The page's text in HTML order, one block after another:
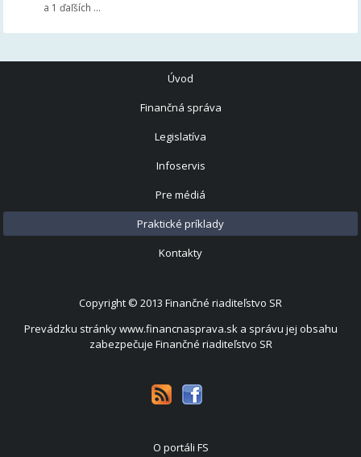
a 1 ďaľších ...
Úvod
Finančná správa
Legislatíva
Infoservis
Pre médiá
Praktické príklady
Kontakty
Copyright © 2013 Finančné riaditeľstvo SR
Prevádzku stránky www.financnasprava.sk a správu jej obsahu
zabezpečuje Finančné riaditeľstvo SR
O portáli FS